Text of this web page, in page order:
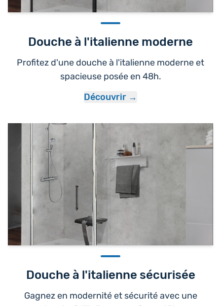
Douche à l'italienne moderne
Profitez d'une douche à l'italienne moderne et
spacieuse posée en 48h.
Découvrir
Douche à l'italienne sécurisée
Gagnez en modernité et sécurité avec une